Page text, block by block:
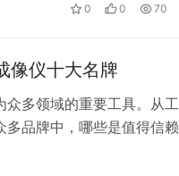
0 0 70
像仪十大名牌
多领域的重要工具。从
品牌中，哪些是值得信赖